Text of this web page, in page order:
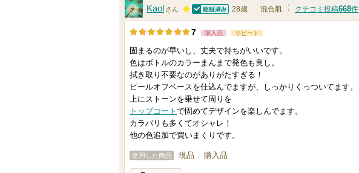
Kaol さん
1
0
0
人
以
上
の
メ
バ
認証済
28歳 混合肌 クチコミ投稿668件
7 購入品 リピート
固まるのが早いし、丈夫で持ちがいいです。
色はボトルのカラーまんまで発色も良し。
拭き取り不要なのがありがたすぎる！
ピールオフベースを仕込んでますが、しっかりくっついてます。
上にストーンを乗せて周りを
トップコート で固めてデザインを楽しんでます。
カラバリも多くてオシャレ！
他の色追加で買いまくりです。
使用した商品 現品 購入品